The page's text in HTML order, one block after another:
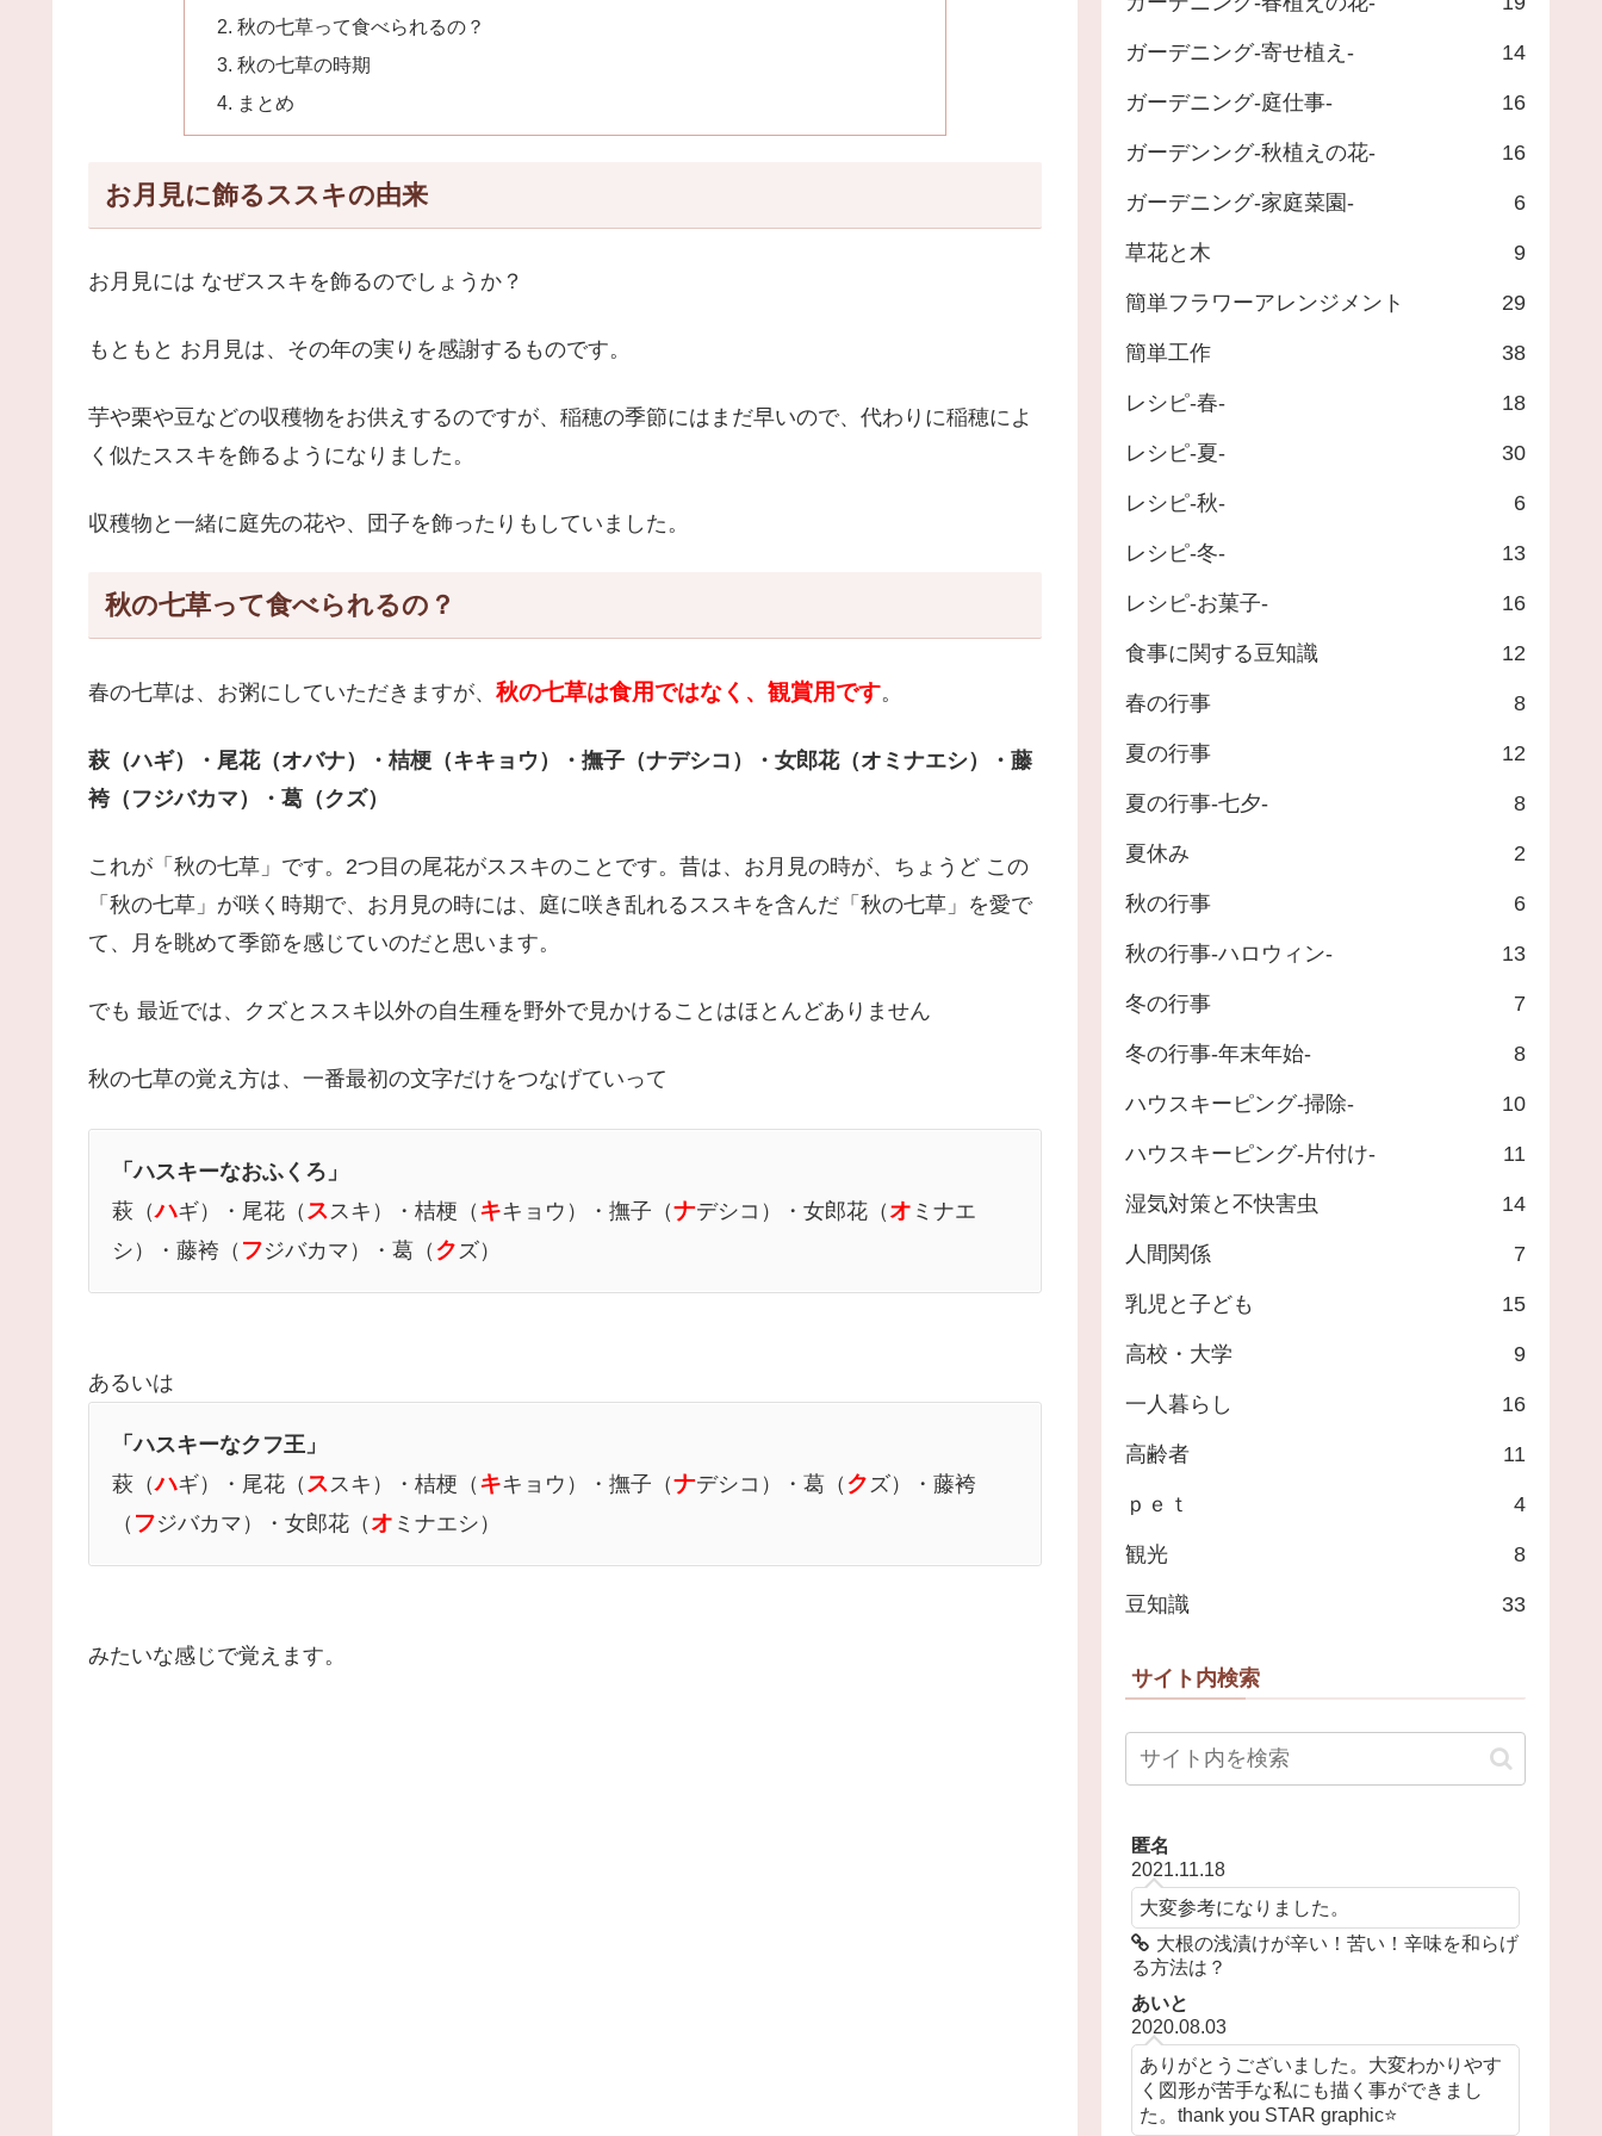
秋の七草って食べられるの？
秋の七草の時期
まとめ
お月見に飾るススキの由来
お月見には なぜススキを飾るのでしょうか？
もともと お月見は、その年の実りを感謝するものです。
芋や栗や豆などの収穫物をお供えするのですが、稲穂の季節にはまだ早いので、代わりに稲穂によ
く似たススキを飾るようになりました。
収穫物と一緒に庭先の花や、団子を飾ったりもしていました。
秋の七草って食べられるの？
春の七草は、お粥にしていただきますが、 秋の七草は食用ではなく、観賞用です。
萩（ハギ）・尾花（オバナ）・桔梗（キキョウ）・撫子（ナデシコ）・女郎花（オミナエシ）・藤
袴（フジバカマ）・葛（クズ）
これが「秋の七草」です。2つ目の尾花がススキのことです。昔は、お月見の時が、ちょうど この
「秋の七草」が咲く時期で、お月見の時には、庭に咲き乱れるススキを含んだ「秋の七草」を愛で
て、月を眺めて季節を感じていのだと思います。
でも 最近では、クズとススキ以外の自生種を野外で見かけることはほとんどありません
秋の七草の覚え方は、一番最初の文字だけをつなげていって
「ハスキーなおふくろ」
萩（ハギ）・尾花（ ス スキ）・桔梗（ キキョウ）・撫子（ナデシコ）・女郎花（ オ ミナエ
シ）・藤袴（ フジバカマ）・葛（ ク ズ）
あるいは
「ハスキーなクフ王」
萩（ハギ）・尾花（ ス スキ）・桔梗（ キキョウ）・撫子（ナデシコ）・葛（ ク ズ）・藤袴
（ フジバカマ）・女郎花（ オ ミナエシ）
みたいな感じで覚えます。
ガーデニング-寄せ植え- 14
ガーデニング-庭仕事- 16
ガーデンング-秋植えの花- 16
ガーデニング-家庭菜園- 6
草花と木 9
簡単フラワーアレンジメント 29
簡単工作 38
レシピ-春- 18
レシピ-夏- 30
レシピ-秋- 6
レシピ-冬- 13
レシピ-お菓子- 16
食事に関する豆知識 12
春の行事 8
夏の行事 12
夏の行事-七夕- 8
夏休み 2
秋の行事 6
秋の行事-ハロウィン- 13
冬の行事 7
冬の行事-年末年始- 8
ハウスキーピング-掃除- 10
ハウスキーピング-片付け- 11
湿気対策と不快害虫 14
人間関係 7
乳児と子ども 15
高校・大学 9
一人暮らし 16
高齢者 11
ｐｅｔ 4
観光 8
豆知識 33
サイト内検索
匿名
2021.11.18
大変参考になりました。
大根の浅漬けが辛い！苦い！辛味を和らげ
る方法は？
あいと
2020.08.03
ありがとうございました。大変わかりやす
く図形が苦手な私にも描く事ができまし
た。thank you STAR graphic⭐️